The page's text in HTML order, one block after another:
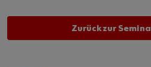
Zurück zur